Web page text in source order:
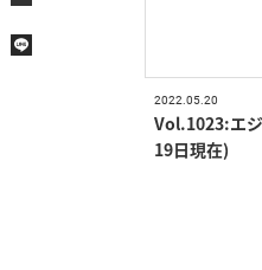
2022.05.20
Vol.1023:エ
19日現在)